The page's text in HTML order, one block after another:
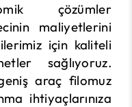
çözümler
maliyetlerini
için kaliteli
sağlıyoruz.
araç filomuz
ihtiyaçlarınıza